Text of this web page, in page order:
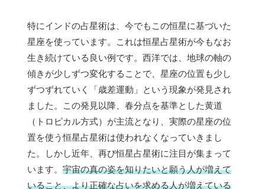
特にインドの占星術は、今でもこの恒星に基づいた
星座を使っています。これは恒星占星術が今もなお
生き続けている良い例です。西洋では、地球の軸の
傾きが少しずつ変化することで、星座の位置も少し
ずつずれていく「歳差運動」という現象が発見され
ました。この発見以降、春分点を基準とした黄道
（トロピカル方式）が主流となり、実際の星座の位
置を使う恒星占星術は使われなくなっていきまし
た。しかし近年、再び恒星占星術に注目が集まって
います。 宇宙の真の姿を知りたいと願う人が増えて
いること、より正確な占いを求める人が増えている